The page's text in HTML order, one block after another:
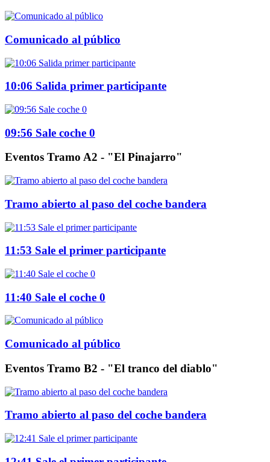
Comunicado al público
10:06 Salida primer participante
09:56 Sale coche 0
Eventos Tramo A2 - "El Pinajarro"
Tramo abierto al paso del coche bandera
11:53 Sale el primer participante
11:40 Sale el coche 0
Comunicado al público
Eventos Tramo B2 - "El tranco del diablo"
Tramo abierto al paso del coche bandera